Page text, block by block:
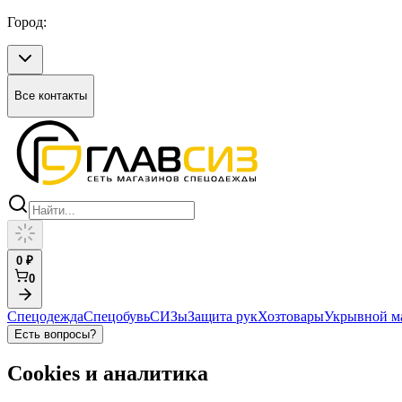
Город:
Все контакты
0 ₽
0
СпецодеждаСпецобувьСИЗыЗащита рукХозтоварыУкрывной
Есть вопросы?
Cookies и аналитика